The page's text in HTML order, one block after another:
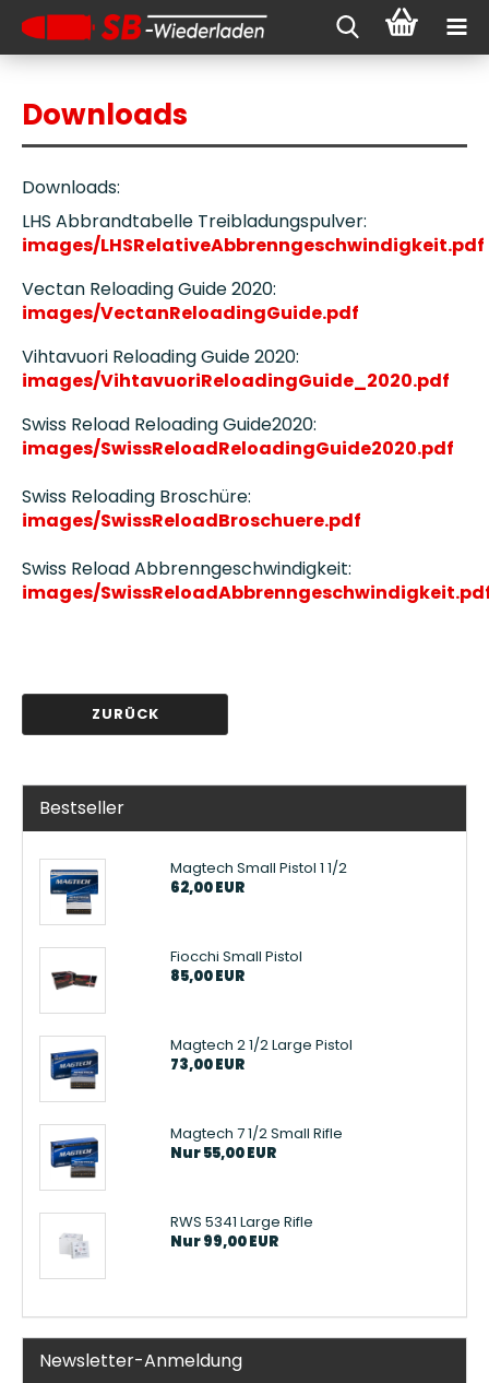
Downloads
Downloads:
LHS Abbrandtabelle Treibladungspulver:
images/LHSRelativeAbbrenngeschwindigkeit.pdf
Vectan Reloading Guide 2020:
images/VectanReloadingGuide.pdf
Vihtavuori Reloading Guide 2020:
images/VihtavuoriReloadingGuide_2020.pdf
Swiss Reload Reloading Guide2020:
images/SwissReloadReloadingGuide2020.pdf
Swiss Reloading Broschüre:
images/SwissReloadBroschuere.pdf
Swiss Reload Abbrenngeschwindigkeit:
images/
ZURÜCK
Bestseller
Magtech Small Pistol 1 1/2
62,00 EUR
Fiocchi Small Pistol
85,00 EUR
Magtech 2 1/2 Large Pistol
73,00 EUR
Magtech 7 1/2 Small Rifle
Nur 55,00 EUR
RWS 5341 Large Rifle
Nur 99,00 EUR
Newsletter-Anmeldung